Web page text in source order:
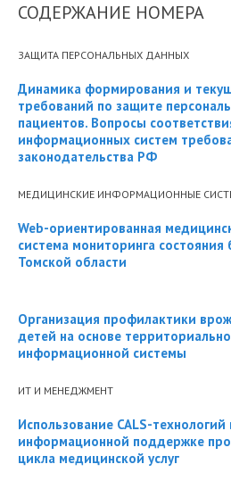
СОДЕРЖАНИЕ НОМЕРА
ЗАЩИТА ПЕРСОНАЛЬНЫХ ДАННЫХ
Динамика формирования и
требований по защите
пациентов. Вопросы
информационных систем
законодательства РФ
МЕДИЦИНСКИЕ ИНФОРМАЦИОННЫЕ
Web-ориентированная
система мониторинга состояния
Томской области
Организация профилактики
детей на основе
информационной системы
ИТ И МЕНЕДЖМЕНТ
Использование CALS-
информационной поддержке
цикла медицинской услуг